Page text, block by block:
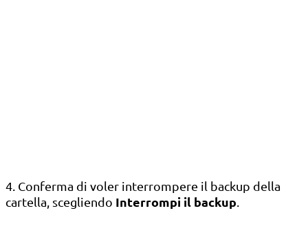
4. Conferma di voler interrompere il backup della
cartella, scegliendo Interrompi il backup